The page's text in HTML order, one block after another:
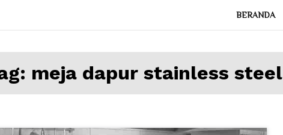
BERANDA
meja dapur stainless steel